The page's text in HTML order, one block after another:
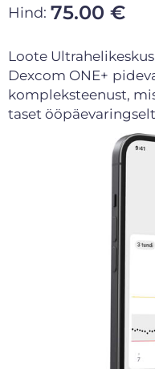
Hind: 75.00 €
Loote
Dexcom ONE+
kompleksteenust,
taset